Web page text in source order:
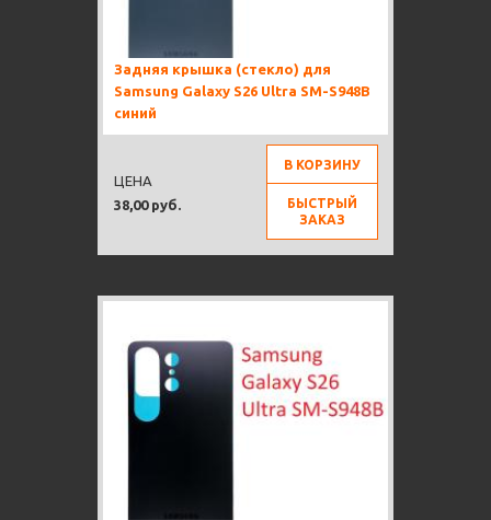
Задняя крышка (стекло) для
Samsung Galaxy S26 Ultra SM-S948B
синий
38,00 руб.
ЦЕНА
В КОРЗИНУ
БЫСТРЫЙ
ЗАКАЗ